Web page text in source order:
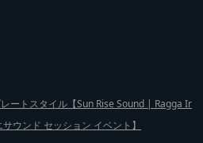
ートスタイル【Sun Rise Sound | Ragga Ir
ウンド セッション イベント】